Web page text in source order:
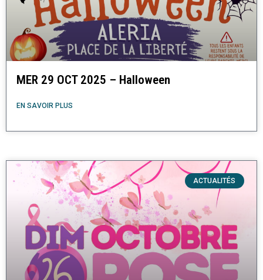
MER 29 OCT 2025 – Halloween
EN SAVOIR PLUS
ACTUALITÉS